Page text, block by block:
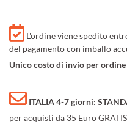
L'ordine viene spedito
del pagamento con imballo
Unico costo di invio per
ITALIA 4-7 giorni:
per acquisti da 35 Euro GRATIS